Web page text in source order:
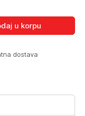
u korpu
dostava